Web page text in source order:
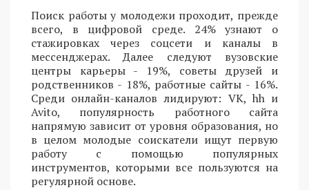
Поиск работы у молодежи проходит, прежде
всего, в цифровой среде. 24% узнают о
стажировках через соцсети и каналы в
мессенджерах. Далее следуют вузовские
центры карьеры - 19%, советы друзей и
родственников - 18%, работные сайты - 16%.
Среди онлайн-каналов лидируют: VK, hh и
Avito, популярность работного сайта
напрямую зависит от уровня образования, но
в целом молодые соискатели ищут первую
работу с помощью популярных
инструментов, которыми все пользуются на
регулярной основе.